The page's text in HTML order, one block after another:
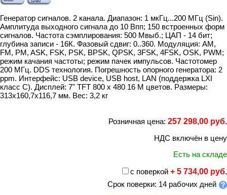
Генератор сигналов. 2 канала. Диапазон: 1 мкГц...200 МГц (Sin).
Амплитуда выходного сигнала до 10 Впп; 150 встроенных форм
сигналов. Частота сэмплирования: 500 Мвыб.; ЦАП - 14 бит;
глубина записи - 16К. Фазовый сдвиг: 0..360. Модуляция: AM,
FM, PM, ASK, FSK, PSK, BPSK, QPSK, 3FSK, 4FSK, OSK, PWM;
режим качания частоты; режим пачек импульсов. Частотомер
200 МГц. DDS технология. Погрешность опорного генератора: 2
ppm. Интерфейс: USB device, USB host, LAN (поддержка LXI
класс С). Дисплей: 7" TFT 800 х 480 16 М цветов. Размеры:
313х160,7х116,7 мм. Вес: 3,2 кг
Розничная цена: 257 298,00 руб.
НДС включён в цену
Есть на складе
с поверкой + 5 734,00 руб.
Срок поверки: 14 рабочих дней